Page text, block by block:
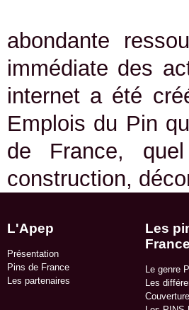
abondante
immédiate des
internet a été
Emplois du Pin
de France,
construction,
L'Apep
Présentation
Pins de France
Les partenaires
Les
France
Le genre
Les